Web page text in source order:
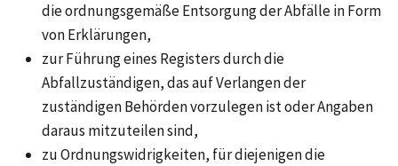
die ordnungsgemäße Entsorgung der Abfälle in Form
von Erklärungen,
zur Führung eines Registers durch die
Abfallzuständigen, das auf Verlangen der
zuständigen Behörden vorzulegen ist oder Angaben
daraus mitzuteilen sind,
zu Ordnungswidrigkeiten, für diejenigen die